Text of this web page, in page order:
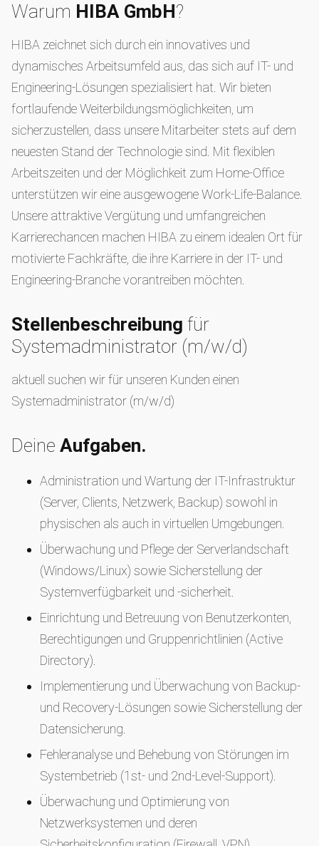
Warum HIBA GmbH?
HIBA zeichnet sich durch ein innovatives und
dynamisches Arbeitsumfeld aus, das sich auf IT- und
Engineering-Lösungen spezialisiert hat. Wir bieten
fortlaufende Weiterbildungsmöglichkeiten, um
sicherzustellen, dass unsere Mitarbeiter stets auf dem
neuesten Stand der Technologie sind. Mit flexiblen
Arbeitszeiten und der Möglichkeit zum Home-Office
unterstützen wir eine ausgewogene Work-Life-Balance.
Unsere attraktive Vergütung und umfangreichen
Karrierechancen machen HIBA zu einem idealen Ort für
motivierte Fachkräfte, die ihre Karriere in der IT- und
Engineering-Branche vorantreiben möchten.
Stellenbeschreibung für
Systemadministrator (m/w/d)
aktuell suchen wir für unseren Kunden einen
Systemadministrator (m/w/d)
Deine Aufgaben.
Administration und Wartung der IT-Infrastruktur
(Server, Clients, Netzwerk, Backup) sowohl in
physischen als auch in virtuellen Umgebungen.
Überwachung und Pflege der Serverlandschaft
(Windows/Linux) sowie Sicherstellung der
Systemverfügbarkeit und -sicherheit.
Einrichtung und Betreuung von Benutzerkonten,
Berechtigungen und Gruppenrichtlinien (Active
Directory).
Implementierung und Überwachung von Backup-
und Recovery-Lösungen sowie Sicherstellung der
Datensicherung.
Fehleranalyse und Behebung von Störungen im
Systembetrieb (1st- und 2nd-Level-Support).
Überwachung und Optimierung von
Netzwerksystemen und deren